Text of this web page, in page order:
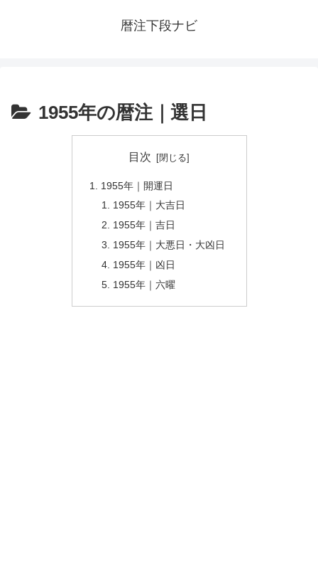
暦注下段ナビ
1955年の暦注｜選日
目次
1955年｜開運日
1955年｜大吉日
1955年｜吉日
1955年｜大悪日・大凶日
1955年｜凶日
1955年｜六曜